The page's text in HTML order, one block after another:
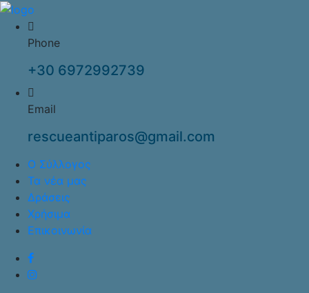
Phone
+30 6972992739
Email
rescueantiparos@gmail.com
Ο Σύλλογος
Τα νέα μας
Δράσεις
Χρήσιμα
Επικοινωνία